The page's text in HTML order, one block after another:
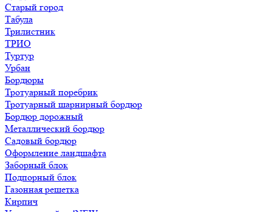
Старый город
Табула
Трилистник
ТРИО
Туртур
Урбан
Бордюры
Тротуарный поребрик
Тротуарный шарнирный бордюр
Бордюр дорожный
Металлический бордюр
Садовый бордюр
Оформление ландшафта
Заборный блок
Подпорный блок
Газонная решетка
Кирпич